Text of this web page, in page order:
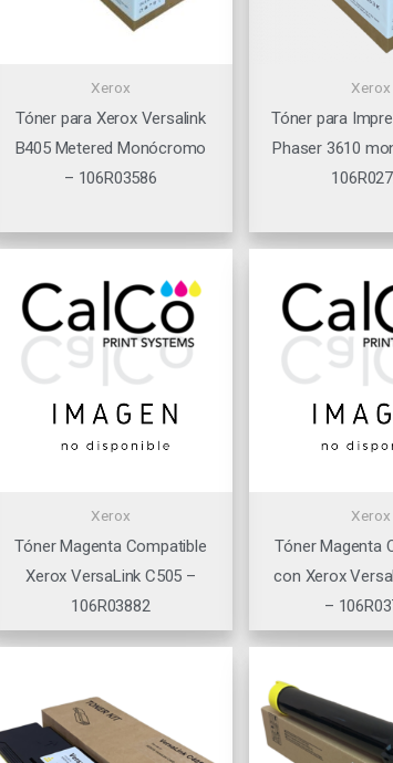
Xerox
Tóner para Xerox Versalink
B405 Metered Monócromo
– 106R03586
Xerox
Tóner para
Phaser 3610
Xerox
Tóner Magenta Compatible
Xerox VersaLink C505 –
106R03882
Xerox
Tóner Magenta
con Xerox
–